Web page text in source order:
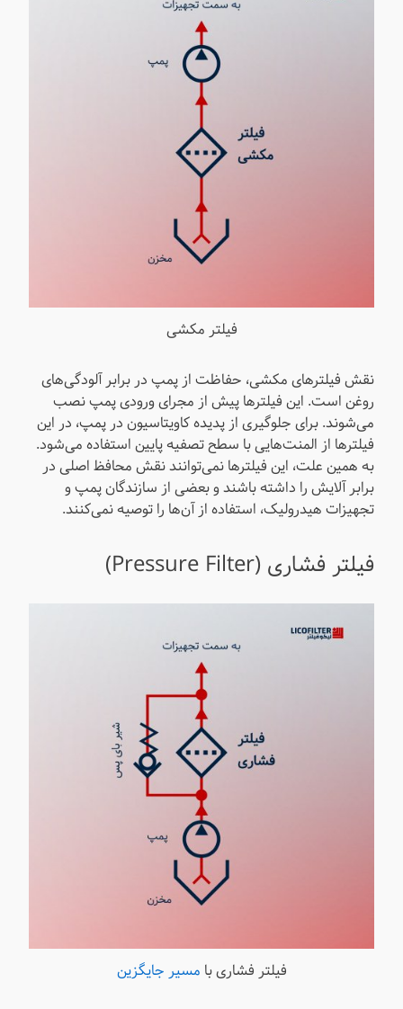
فیلتر مکشی
نقش فیلترهای مکشی، حفاظت از پمپ در برابر آلودگی‌های
روغن است. این فیلترها پیش از مجرای ورودی پمپ نصب
می‌شوند. برای جلوگیری از پدیده کاویتاسیون در پمپ، در این
فیلترها از المنت‌هایی با سطح تصفیه پایین استفاده می‌شود.
به همین علت، این فیلترها نمی‌توانند نقش محافظ اصلی در
برابر آلایش را داشته باشند و بعضی از سازندگان پمپ و
تجهیزات هیدرولیک، استفاده از آن‌ها را توصیه نمی‌کنند.
فیلتر فشاری (Pressure Filter)
فیلتر فشاری با مسیر جایگزین